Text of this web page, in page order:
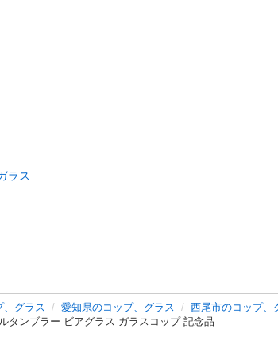
ラス
、グラス 愛知県のコップ、グラス
西尾市のコップ、
タンブラー ビアグラス ガラスコップ 記念品